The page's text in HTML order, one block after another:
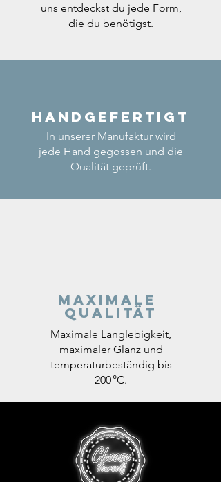
uns entdeckst du jede Form,
die du benötigst.
Handgefertigt
In unserer Manufaktur wird
jede Hand gegossen und die
Qualität geprüft.
Maximale
Qualität
Maximale Langlebigkeit,
maximaler Glanz und
temperaturbeständig bis
200 °C.